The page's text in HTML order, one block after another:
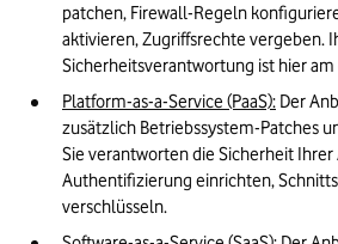
patchen, Firewall-Regeln
aktivieren, Zugriffsrechte vergeben.
Sicherheitsverantwortung ist hier
Platform-as-a-Service (PaaS): Der
zusätzlich Betriebssystem-Patches
Sie verantworten die Sicherheit
Authentifizierung einrichten,
verschlüsseln.